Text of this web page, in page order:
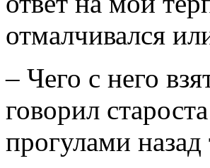
отмалчивался
– Чего с него
говорил
прогулами